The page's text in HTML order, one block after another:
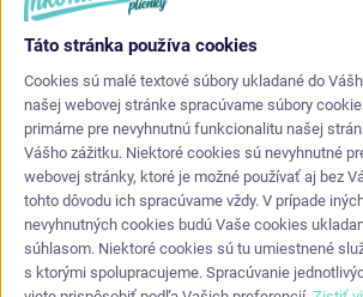
KONTAKT
info @inkontinencneplienky.sk
+421 948 864 624
Táto stránka používa cookies
Cookies sú malé textové súbory ukladané do
našej webovej stránke spracúvame súbory
primárne pre nevyhnutnú funkcionalitu našej
Vášho zážitku. Niektoré cookies sú nevyhnutné
webovej stránky, ktoré je možné používať aj bez
tohto dôvodu ich spracúvame vždy. V prípade
nevyhnutných cookies budú Vaše cookies
súhlasom. Niektoré cookies sú tu umiestnené
s ktorými spolupracujeme. Spracúvanie